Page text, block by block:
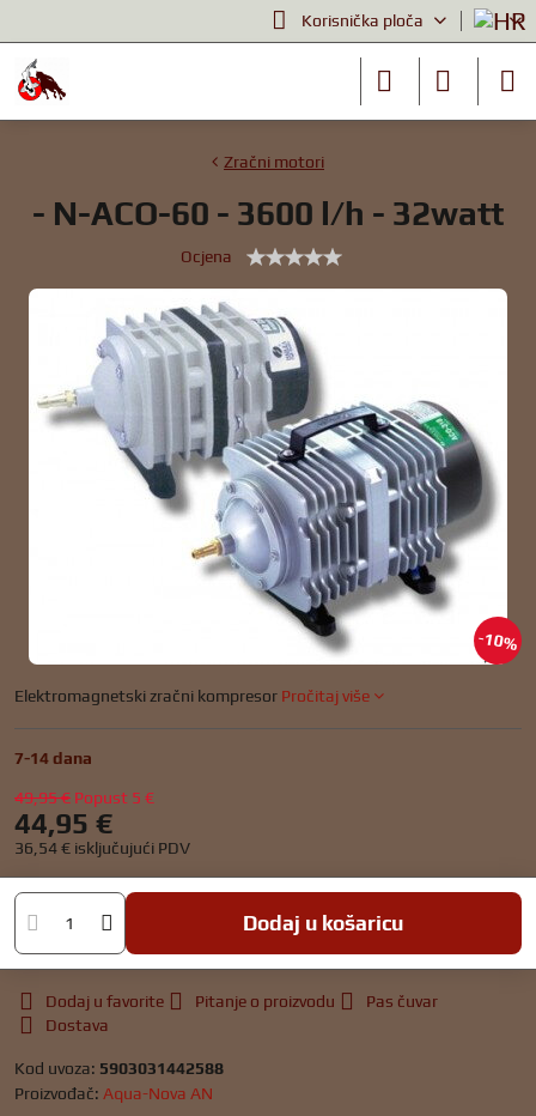
Korisnička ploča
10%
Zračni motori
- N-ACO-60 - 3600 l/h - 32watt
Ocjena
Elektromagnetski zračni kompresor Pročitaj više
7-14 dana
49,95 € Popust 5 €
44,95 €
36,54 € isključujući PDV
Dodaj u košaricu
Dodaj u favorite Pitanje o proizvodu
Pas čuvar
Dostava
Kod uvoza: 5903031442588
Proizvođač: Aqua-Nova AN